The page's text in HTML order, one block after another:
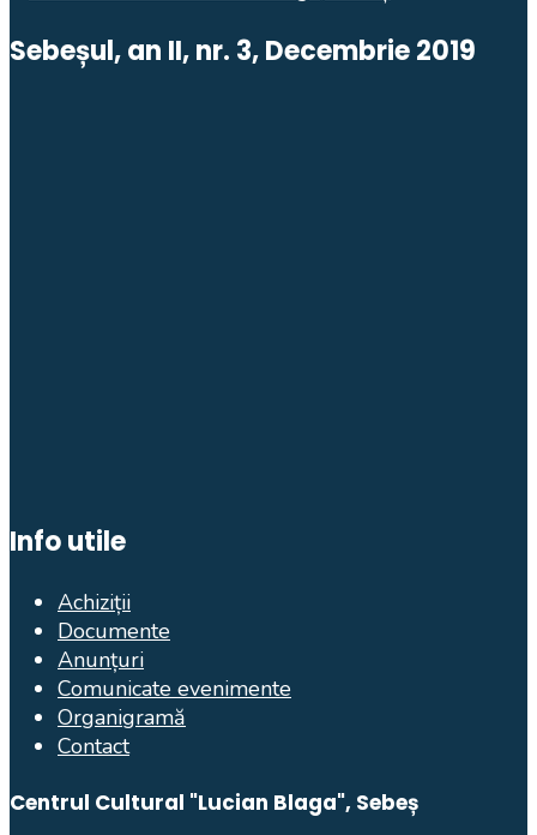
Sebeșul, an II, nr. 3, Decembrie 2019
Info utile
Achiziții
Documente
Anunțuri
Comunicate evenimente
Organigramă
Contact
Centrul Cultural "Lucian Blaga", Sebeș